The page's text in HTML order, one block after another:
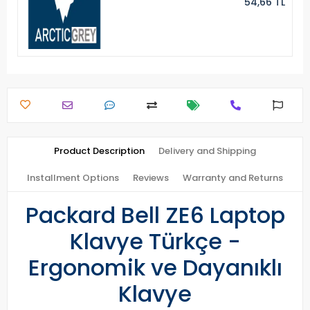
Product Description Delivery and Shipping
Installment Options Reviews Warranty and Returns
Packard Bell ZE6 Laptop
Klavye Türkçe -
Ergonomik ve Dayanıklı
Klavye